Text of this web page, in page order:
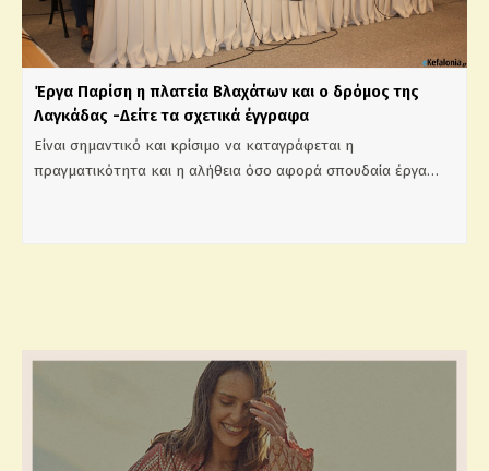
Έργα Παρίση η πλατεία Βλαχάτων και ο δρόμος της
Λαγκάδας -Δείτε τα σχετικά έγγραφα
Είναι σημαντικό και κρίσιμο να καταγράφεται η
πραγματικότητα και η αλήθεια όσο αφορά σπουδαία έργα…